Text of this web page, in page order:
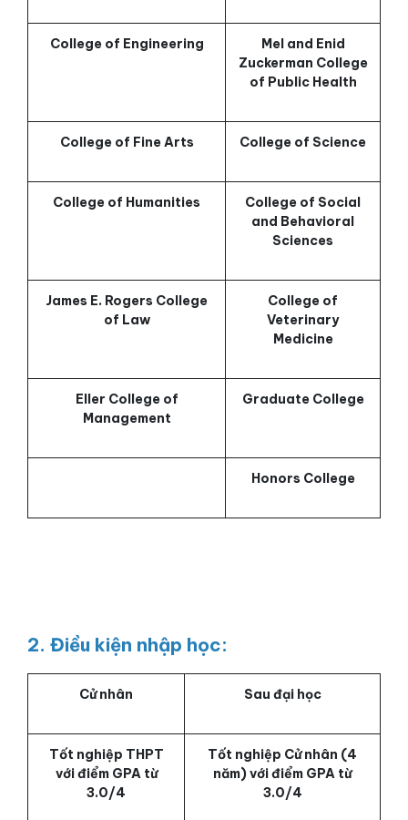
College of Engineering
Mel and Enid
Zuckerman College
of Public Health
College of Fine Arts College of Science
College of Humanities
College of Social
and Behavioral
Sciences
James E. Rogers College
of Law
College of
Veterinary
Medicine
Eller College of
Management
Graduate College
Honors College
2. Điều kiện nhập học:
Cử nhân Sau đại học
Tốt nghiệp THPT
với điểm GPA từ
3.0/4
Tốt nghiệp Cử nhân (4
năm) với điểm GPA từ
3.0/4